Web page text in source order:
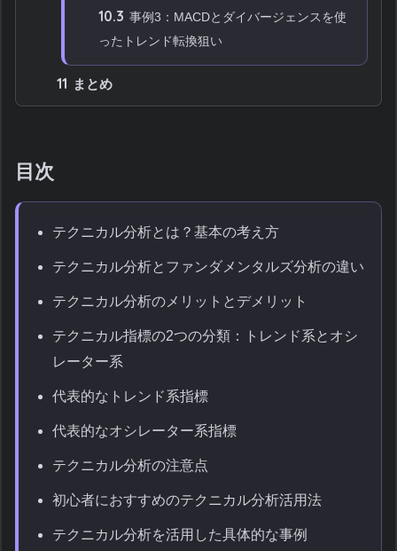
10.3 事例3：MACDとダイバージェンスを使
ったトレンド転換狙い
11 まとめ
目次
テクニカル分析とは？基本の考え方
テクニカル分析とファンダメンタルズ分析の違い
テクニカル分析のメリットとデメリット
テクニカル指標の2つの分類：トレンド系とオシ
レーター系
代表的なトレンド系指標
代表的なオシレーター系指標
テクニカル分析の注意点
初心者におすすめのテクニカル分析活用法
テクニカル分析を活用した具体的な事例